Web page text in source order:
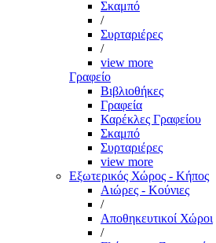
Σκαμπό
/
Συρταριέρες
/
view more
Γραφείο
Βιβλιοθήκες
Γραφεία
Καρέκλες Γραφείου
Σκαμπό
Συρταριέρες
view more
Εξωτερικός Χώρος - Κήπος
Αιώρες - Κούνιες
/
Αποθηκευτικοί Χώροι
/